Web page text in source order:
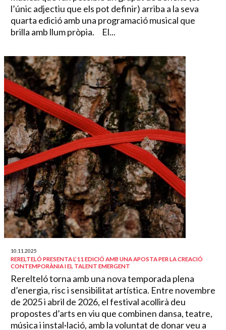
l’únic adjectiu que els pot definir) arriba a la seva
quarta edició amb una programació musical que
brilla amb llum pròpia. El...
10.11.2025
RERELTELÓ PRESENTA L’11 EDICIÓ AMB UNA APOSTA PER LA CREACIÓ
CONTEMPORÀNIA I EL TALENT EMERGENT
Rerelteló torna amb una nova temporada plena
d’energia, risc i sensibilitat artística. Entre novembre
de 2025 i abril de 2026, el festival acollirà deu
propostes d’arts en viu que combinen dansa, teatre,
música i instal·lació, amb la voluntat de donar veu a